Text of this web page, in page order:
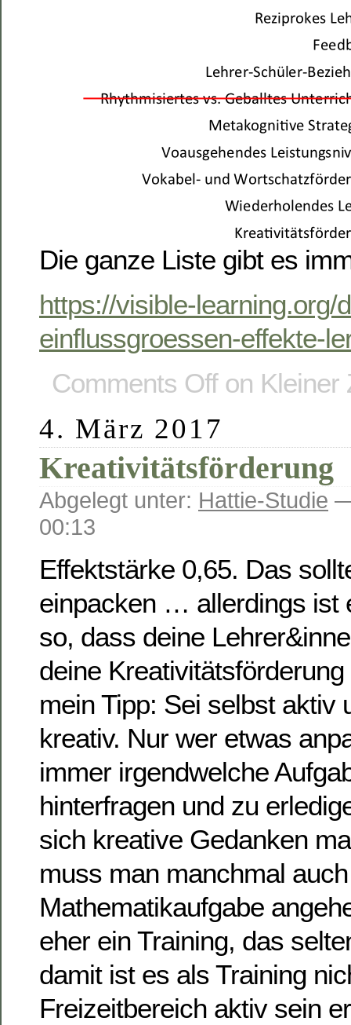
Die ganze Liste gibt es
https://visible-learning.org/
einflussgroessen-effekte-
Comments Offon Kleiner
4. März 2017
Kreativitätsförderung
Abgelegt unter: Hattie-Studie
00:13
Effektstärke 0,65. Das
einpacken … allerdings ist
so, dass deine
deine
mein Tipp: Sei selbst aktiv
kreativ. Nur wer etwas
immer irgendwelche
hinterfragen und zu
sich kreative Gedanken
muss man manchmal
Mathematikaufgabe
eher ein Training, das
damit ist es als Training
Freizeitbereich aktiv sein